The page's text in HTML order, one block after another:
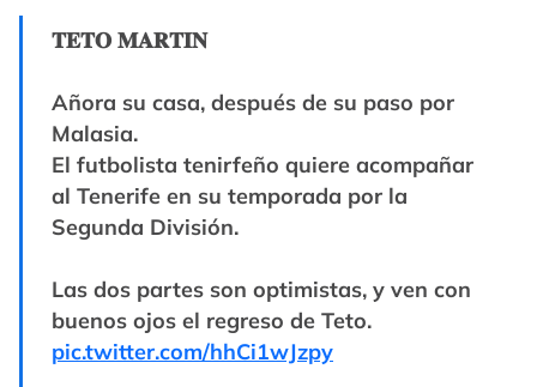
𝐓𝐄𝐓𝐎 𝐌𝐀𝐑𝐓𝐈𝐍
Añora su casa, después de su paso por
Malasia.
El futbolista tenirfeño quiere acompañar
al Tenerife en su temporada por la
Segunda División.
Las dos partes son optimistas, y ven con
buenos ojos el regreso de Teto.
pic.twitter.com/hhCi1wJzpy